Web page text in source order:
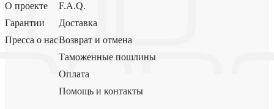
О проекте
Гарантии
Пресса о нас
F.A.Q.
Доставка
Возврат и отмена
Таможенные пошлины
Оплата
Помощь и контакты